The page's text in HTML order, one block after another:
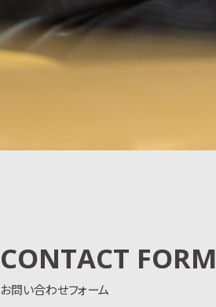
CONTACT FORM
お問い合わせフォーム